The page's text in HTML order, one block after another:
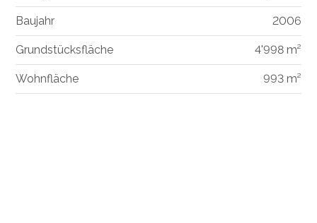
Baujahr 2006
Grundstücksfläche 4'998 m²
Wohnfläche 993 m²